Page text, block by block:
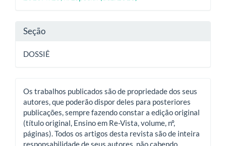
Seção
DOSSIÊ
Os trabalhos publicados são de propriedade dos seus
autores, que poderão dispor deles para posteriores
publicações, sempre fazendo constar a edição original
(título original, Ensino em Re-Vista, volume, nº,
páginas). Todos os artigos desta revista são de inteira
responsabilidade de seus autores, não cabendo